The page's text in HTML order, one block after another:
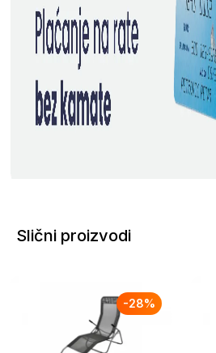
Slični proizvodi
-28%